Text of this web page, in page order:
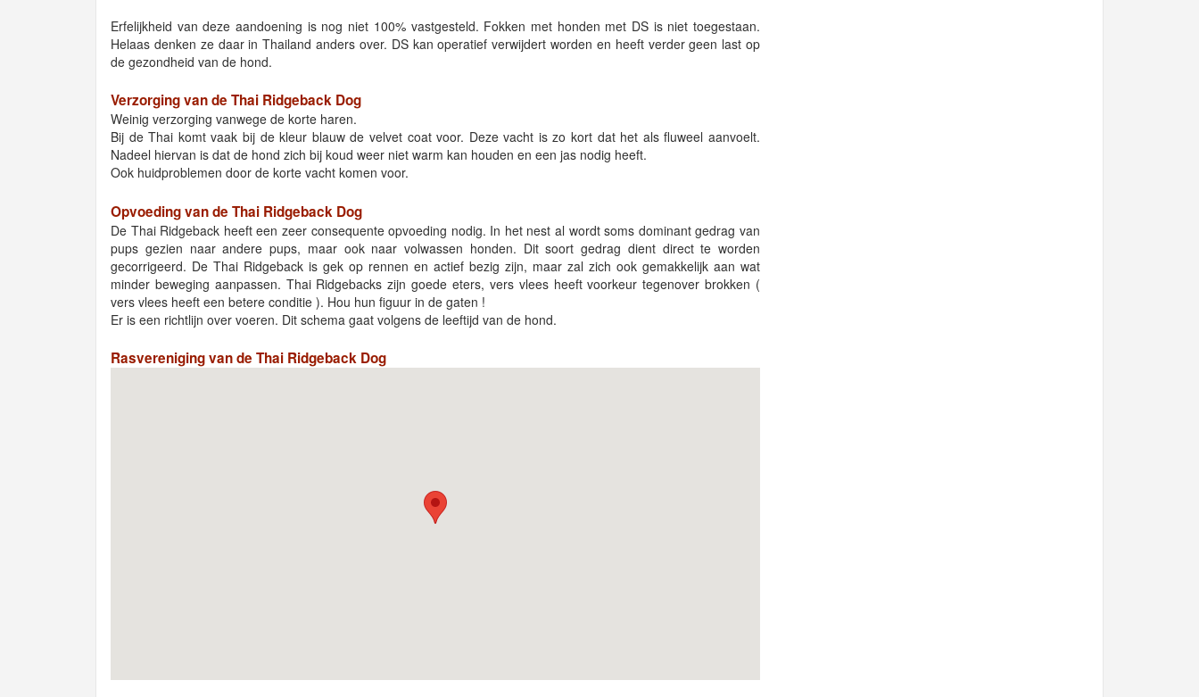
Erfelijkheid van deze aandoening is nog niet 100% vastgesteld. Fokken met honden met DS is niet toegestaan.
Helaas denken ze daar in Thailand anders over. DS kan operatief verwijdert worden en heeft verder geen last op
de gezondheid van de hond.
Verzorging van de Thai Ridgeback Dog
Weinig verzorging vanwege de korte haren.
Bij de Thai komt vaak bij de kleur blauw de velvet coat voor. Deze vacht is zo kort dat het als fluweel aanvoelt.
Nadeel hiervan is dat de hond zich bij koud weer niet warm kan houden en een jas nodig heeft.
Ook huidproblemen door de korte vacht komen voor.
Opvoeding van de Thai Ridgeback Dog
De Thai Ridgeback heeft een zeer consequente opvoeding nodig. In het nest al wordt soms dominant gedrag van
pups gezien naar andere pups, maar ook naar volwassen honden. Dit soort gedrag dient direct te worden
gecorrigeerd. De Thai Ridgeback is gek op rennen en actief bezig zijn, maar zal zich ook gemakkelijk aan wat
minder beweging aanpassen. Thai Ridgebacks zijn goede eters, vers vlees heeft voorkeur tegenover brokken (
vers vlees heeft een betere conditie ). Hou hun figuur in de gaten !
Er is een richtlijn over voeren. Dit schema gaat volgens de leeftijd van de hond.
Rasvereniging van de Thai Ridgeback Dog